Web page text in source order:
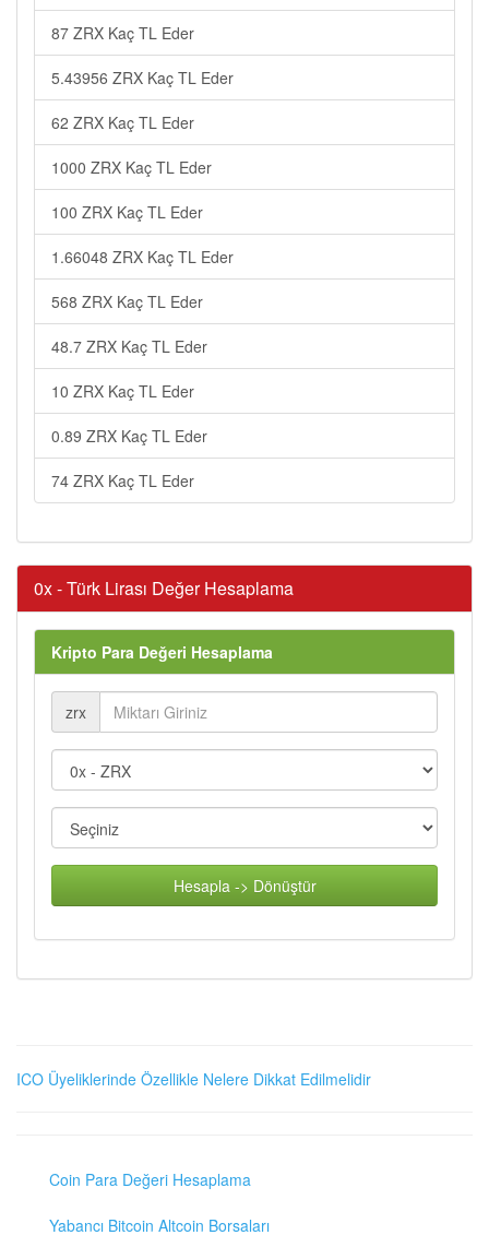
87 ZRX Kaç TL Eder
5.43956 ZRX Kaç TL Eder
62 ZRX Kaç TL Eder
1000 ZRX Kaç TL Eder
100 ZRX Kaç TL Eder
1.66048 ZRX Kaç TL Eder
568 ZRX Kaç TL Eder
48.7 ZRX Kaç TL Eder
10 ZRX Kaç TL Eder
0.89 ZRX Kaç TL Eder
74 ZRX Kaç TL Eder
0x - Türk Lirası Değer Hesaplama
Kripto Para Değeri Hesaplama
zrx
Hesapla -> Dönüştür
ICO Üyeliklerinde Özellikle Nelere Dikkat Edilmelidir
Coin Para Değeri Hesaplama
Yabancı Bitcoin Altcoin Borsaları